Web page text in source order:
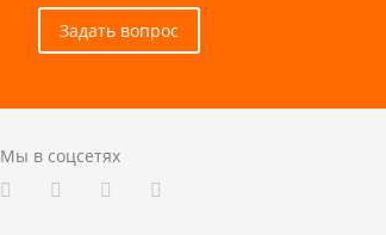
Задать вопрос
Мы в соцсетях